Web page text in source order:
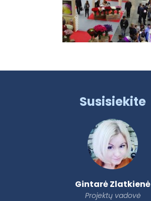
Susisiekite
Gintarė Zlatkienė
Projektų vadovė